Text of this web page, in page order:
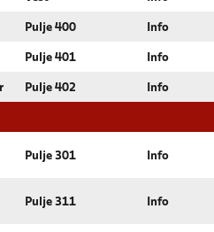
Pulje 400 Info
Pulje 401 Info
Pulje 402 Info
Pulje 301 Info
Pulje 311 Info